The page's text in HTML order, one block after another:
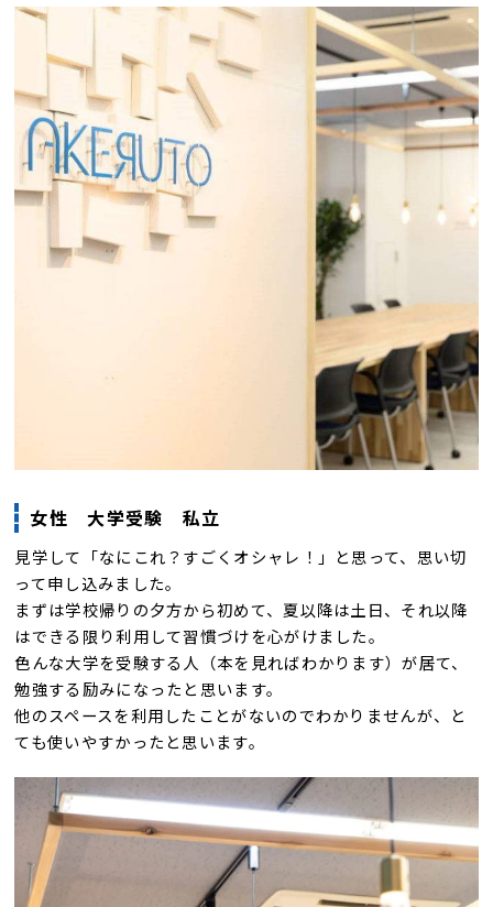
女性 大学受験 私立
見学して「なにこれ？すごくオシャレ！」と思って、思い切
って申し込みました。
まずは学校帰りの夕方から初めて、夏以降は土日、それ以降
はできる限り利用して習慣づけを心がけました。
色んな大学を受験する人（本を見ればわかります）が居て、
勉強する励みになったと思います。
他のスペースを利用したことがないのでわかりませんが、と
ても使いやすかったと思います。